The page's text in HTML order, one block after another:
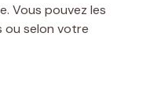
Vous pouvez les
ou selon votre